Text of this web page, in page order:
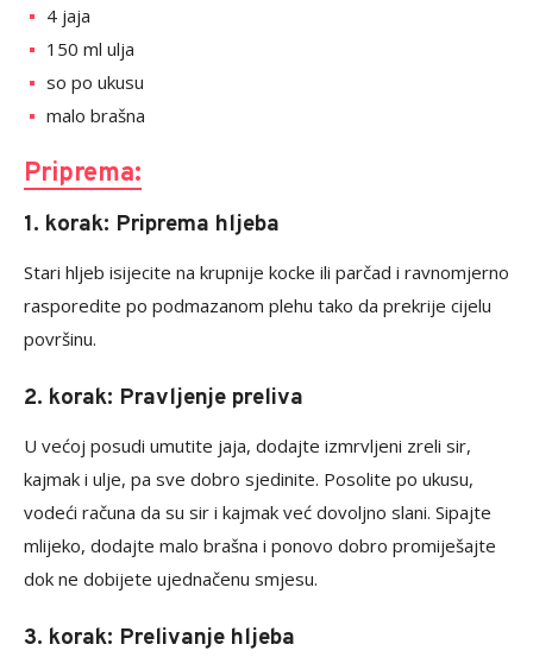
4 jaja
150 ml ulja
so po ukusu
malo brašna
Priprema:
1. korak: Priprema hljeba
Stari hljeb isijecite na krupnije kocke ili parčad i ravnomjerno
rasporedite po podmazanom plehu tako da prekrije cijelu
površinu.
2. korak: Pravljenje preliva
U većoj posudi umutite jaja, dodajte izmrvljeni zreli sir,
kajmak i ulje, pa sve dobro sjedinite. Posolite po ukusu,
vodeći računa da su sir i kajmak već dovoljno slani. Sipajte
mlijeko, dodajte malo brašna i ponovo dobro promiješajte
dok ne dobijete ujednačenu smjesu.
3. korak: Prelivanje hljeba